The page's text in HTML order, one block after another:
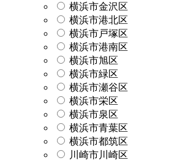
横浜市金沢区
横浜市港北区
横浜市戸塚区
横浜市港南区
横浜市旭区
横浜市緑区
横浜市瀬谷区
横浜市栄区
横浜市泉区
横浜市青葉区
横浜市都筑区
川崎市川崎区